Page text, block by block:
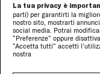
La tua privacy è
parti) per garantirti la
nostro sito, mostrarti
social media. Potrai
“Preferenze” oppure
“Accetta tutti” accetti
nostra